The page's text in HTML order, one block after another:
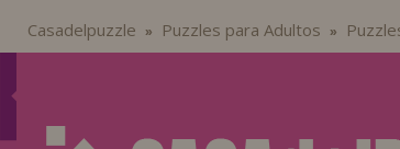
Casadelpuzzle » Puzzles para Adultos »